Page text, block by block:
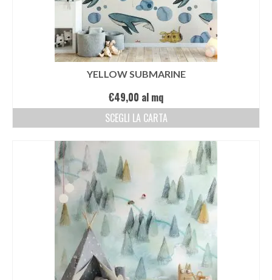
YELLOW SUBMARINE
€49,00 al mq
SCEGLI LA CARTA